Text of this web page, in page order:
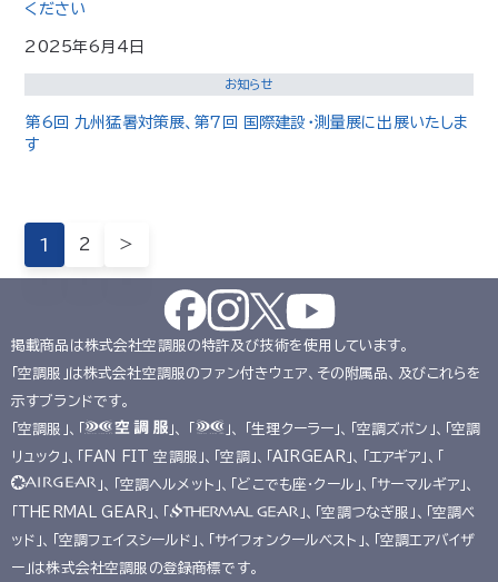
ください
2025年6月4日
お知らせ
第6回 九州猛暑対策展、第7回 国際建設・測量展に出展いたしま
す
1 2 ＞
掲載商品は株式会社空調服の特許及び技術を使用しています。
「空調服」は株式会社空調服のファン付きウェア、その附属品、及びこれらを
示すブランドです。
「空調服」、「
」、 「
」、 「生理クーラー」、「空調ズボン」、「空調
リュック」、「FAN FIT 空調服」、「空調」、「AIRGEAR」、「エアギア」、「
」、「空調ヘルメット」、「どこでも座･クール」、「サーマルギア」、
「THERMAL GEAR」、「
」、「空調つなぎ服」、「空調ベ
ッド」、「空調フェイスシールド」、「サイフォンクールベスト」、「空調エアバイザ
ー」は株式会社空調服の登録商標です。